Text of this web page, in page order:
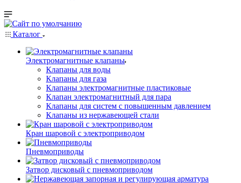
Каталог
Электромагнитные клапаны
Клапаны для воды
Клапаны для газа
Клапаны электромагнитные пластиковые
Клапан электромагнитный для пара
Клапаны для систем с повышенным давлением
Клапаны из нержавеющей стали
Кран шаровой с электроприводом
Пневмоприводы
Затвор дисковый с пневмоприводом